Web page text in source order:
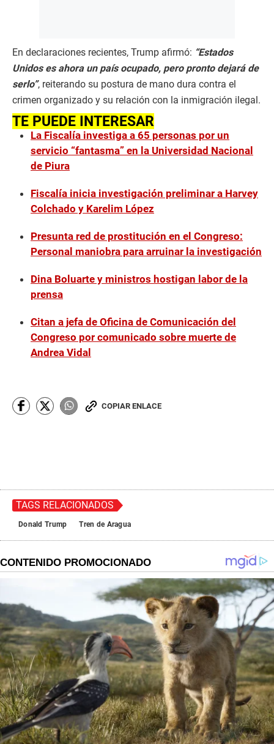
En declaraciones recientes, Trump afirmó: “Estados
Unidos es ahora un país ocupado, pero pronto dejará de
serlo”, reiterando su postura de mano dura contra el
crimen organizado y su relación con la inmigración ilegal.
TE PUEDE INTERESAR
La Fiscalía investiga a 65 personas por un
servicio “fantasma” en la Universidad Nacional
de Piura
Fiscalía inicia investigación preliminar a Harvey
Colchado y Karelim López
Presunta red de prostitución en el Congreso:
Personal maniobra para arruinar la investigación
Dina Boluarte y ministros hostigan labor de la
prensa
Citan a jefa de Oficina de Comunicación del
Congreso por comunicado sobre muerte de
Andrea Vidal
COPIAR ENLACE
TAGS RELACIONADOS
Donald Trump Tren de Aragua